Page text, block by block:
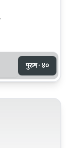
पुरुष · ४०